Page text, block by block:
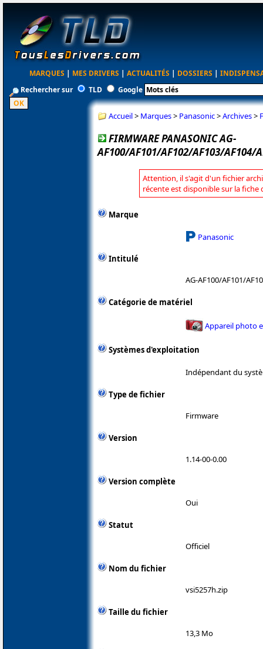
MARQUES | MES DRIVERS | ACTUALITÉS | DOSSIERS |
Rechercher sur
TLD Google
Accueil> Marques> Panasonic>Archives>
FIRMWARE PANASONIC AG-
AF100/AF101/AF102/AF103/AF104/
Attention, il s'agit d'un fichier
récente est disponible sur la fiche
Marque
Panasonic
Intitulé
AG-AF100/AF101/
Catégorie de matériel
Appareil photo
Systèmes d'exploitation
Indépendant du
Type de fichier
Firmware
Version
1.14-00-0.00
Version complète
Oui
Statut
Officiel
Nom du fichier
vsi5257h.zip
Taille du fichier
13,3 Mo